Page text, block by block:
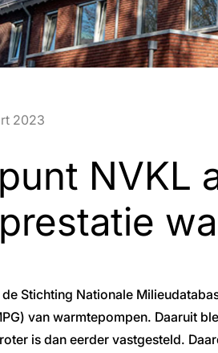
2023
NVKL
Stichting Nationale
van warmtepompen. Daaruit
is dan eerder vastgesteld.